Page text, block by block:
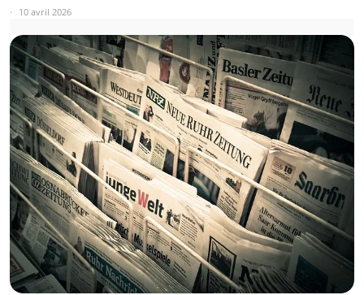
10 avril 2026